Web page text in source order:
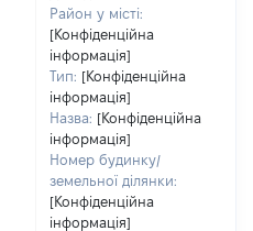
Район у місті:
[Конфіденційна
інформація]
Тип: [Конфіденційна
інформація]
Назва: [Конфіденційна
інформація]
Номер будинку/
земельної ділянки:
[Конфіденційна
інформація]